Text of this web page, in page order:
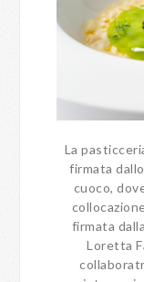
La
firmata
cuoco,
firmata
Loretta